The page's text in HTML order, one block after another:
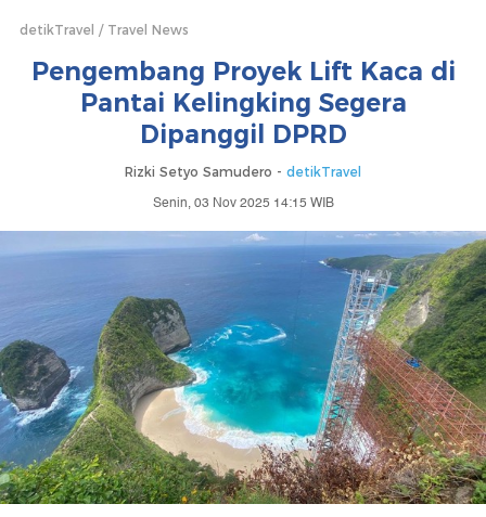
detikTravel Travel News
Pengembang Proyek Lift Kaca di
Pantai Kelingking Segera
Dipanggil DPRD
Rizki Setyo Samudero - detikTravel
Senin, 03 Nov 2025 14:15 WIB